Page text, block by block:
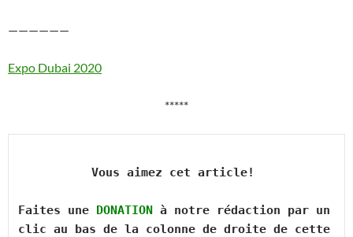
——————
Expo Dubai 2020
*****
Vous aimez cet article!
Faites une DONATION à notre rédaction par un
clic au bas de la colonne de droite de cette